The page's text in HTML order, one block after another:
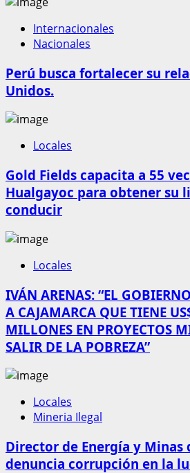
Internacionales
Nacionales
Perú busca fortalecer su
Unidos.
Locales
Gold Fields capacita a 55
Hualgayoc para obtener su
conducir
Locales
IVÁN ARENAS: “EL
A CAJAMARCA QUE TIENE
MILLONES EN PROYECTOS
SALIR DE LA POBREZA”
Locales
Mineria Ilegal
Director de Energía y Minas
denuncia corrupción en la